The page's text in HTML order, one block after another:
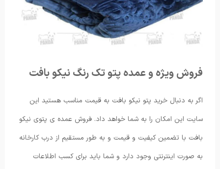
فروش ویژه و عمده پتو تک رنگ نیکو بافت
اگر به دنبال خرید پتو نیکو بافت به قیمت مناسب هستید این
سایت این امکان را به شما خواهد داد. فروش عمده ی پتوی نیکو
بافت با تضمین کیفیت و قیمت و به طور مستقیم از درب کارخانه
به صورت اینترنتی وجود دارد و شما باید برای کسب اطلاعات